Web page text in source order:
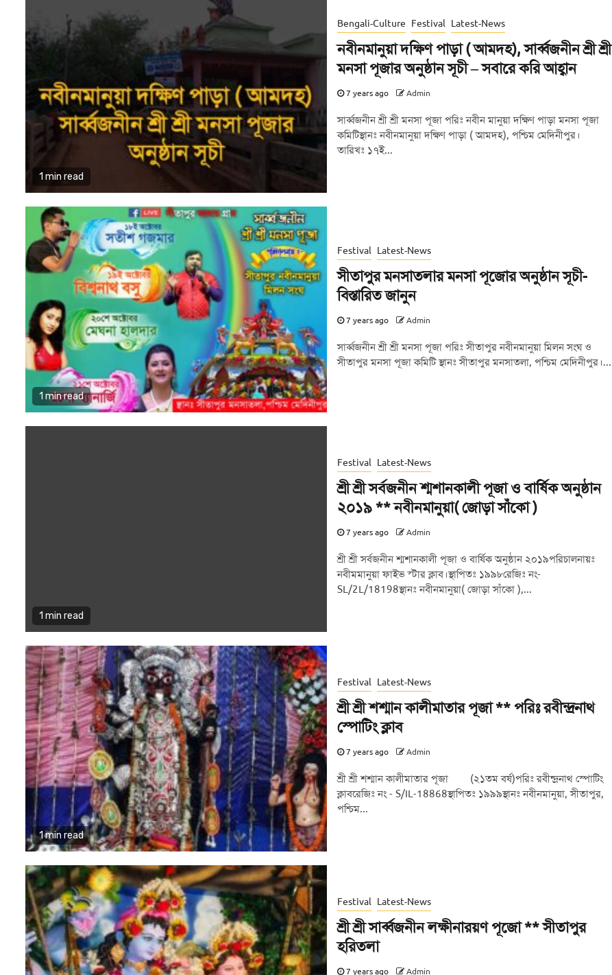
1 min read
Bengali-Culture Festival Latest-News
নবীনমানুয়া দক্ষিণ পাড়া ( আমদহ), সার্ব্বজনীন শ্রী শ্রী
মনসা পূজার অনুষ্ঠান সূচী – সবারে করি আহ্বান
7 years ago Admin
সার্ব্বজনীন শ্রী শ্রী মনসা পূজা পরিঃ নবীন মানুয়া দক্ষিণ পাড়া মনসা পূজা
কমিটিস্থানঃ নবীনমানুয়া দক্ষিণ পাড়া ( আমদহ), পশ্চিম মেদিনীপুর।
তারিখঃ ১৭ই...
1 min read
Festival Latest-News
সীতাপুর মনসাতলার মনসা পূজোর অনুষ্ঠান সূচী-
বিস্তারিত জানুন
7 years ago Admin
সার্ব্বজনীন শ্রী শ্রী মনসা পূজা পরিঃ সীতাপুর নবীনমানুয়া মিলন সংঘ ও
সীতাপুর মনসা পূজা কমিটি স্থানঃ সীতাপুর মনসাতলা, পশ্চিম মেদিনীপুর।...
1 min read
Festival Latest-News
শ্রী শ্রী সর্বজনীন শ্মশানকালী পূজা ও বার্ষিক অনুষ্ঠান
২০১৯ ** নবীনমানুয়া( জোড়া সাঁকো )
7 years ago Admin
শ্রী শ্রী সর্বজনীন শ্মশানকালী পূজা ও বার্ষিক অনুষ্ঠান ২০১৯পরিচালনায়ঃ
নবীমমানুয়া ফাইভ স্টার ক্লাব।স্থাপিতঃ ১৯৯৮রেজিঃ নং-
SL/2L/18198স্থানঃ নবীনমানুয়া( জোড়া সাঁকো ),...
1 min read
Festival Latest-News
শ্রী শ্রী শশ্মান কালীমাতার পূজা ** পরিঃ রবীন্দ্রনাথ
স্পোটিং ক্লাব
7 years ago Admin
শ্রী শ্রী শশ্মান কালীমাতার পূজা (২১তম বর্ষ)পরিঃ রবীন্দ্রনাথ স্পোটিং
ক্লাবরেজিঃ নং - S/IL-18868স্থাপিতঃ ১৯৯৯স্থানঃ নবীনমানুয়া, সীতাপুর,
পশ্চিম...
Festival Latest-News
শ্রী শ্রী সার্ব্বজনীন লক্ষীনারয়ণ পূজো ** সীতাপুর
হরিতলা
7 years ago Admin